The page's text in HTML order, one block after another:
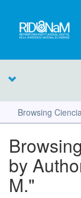
Browsing
by
M."